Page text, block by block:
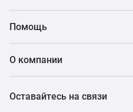
Помощь
О компании
Оставайтесь на связи